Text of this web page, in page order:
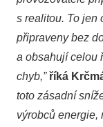
s realitou. To jen
připraveny bez
a obsahují celou
chyb,” říká
toto zásadní
výrobců energie,